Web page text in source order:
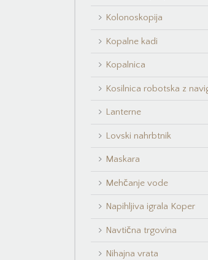
Kolonoskopija
Kopalne kadi
Kopalnica
Kosilnica robotska z
Lanterne
Lovski nahrbtnik
Maskara
Mehčanje vode
Napihljiva igrala Koper
Navtična trgovina
Nihajna vrata